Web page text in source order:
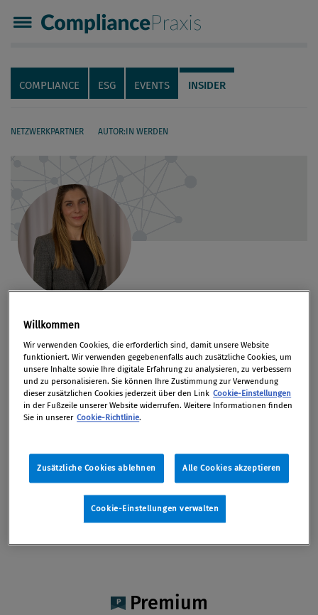
Compliance Praxis
Servicenavigation
Navigation
COMPLIANCE ESG EVENTS INSIDER
NETZWERKPARTNER AUTOR:IN WERDEN
Mag. Klara Fuchs
Artikel auf Xing teilen
Artikel auf linkedIn teilen
Artikel auf Facebook teilen
Artikellink kopieren
Artikel per Mail teilen
Vita
Mag. Klara Fuchs ist Managerin bei Deloitte und
setzt AML/CFT-Themen praxisnah im
Finanzsektor um.
Premium
Willkommen
Wir verwenden Cookies, die erforderlich sind, damit unsere Website
funktioniert. Wir verwenden gegebenenfalls auch zusätzliche Cookies, um
unsere Inhalte sowie Ihre digitale Erfahrung zu analysieren, zu verbessern
und zu personalisieren. Sie können Ihre Zustimmung zur Verwendung
dieser zusätzlichen Cookies jederzeit über den Link Cookie-Einstellungen
in der Fußzeile unserer Website widerrufen. Weitere Informationen finden
Sie in unserer Cookie-Richtlinie.
Zusätzliche Cookies ablehnen Alle Cookies akzeptieren
Cookie-Einstellungen verwalten